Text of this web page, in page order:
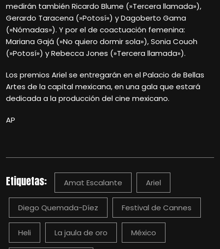
medirán también Ricardo Blume (»Tercera llamada»),
Gerardo Taracena (»Potosí») y Dagoberto Gama
(»Nómadas»). Y por el de coactuación femenina:
Mariana Gajá (»No quiero dormir sola»), Sonia Couoh
(»Potosí») y Rebecca Jones (»Tercera llamada»).
Los premios Ariel se entregarán en el Palacio de Bellas
Artes de la capital mexicana, en una gala que estará
dedicada a la producción del cine mexicano.
AP
Etiquetas: Amat Escalante Ariel
Diego Quemada-Díez Festival de Cannes
Heli La jaula de oro México